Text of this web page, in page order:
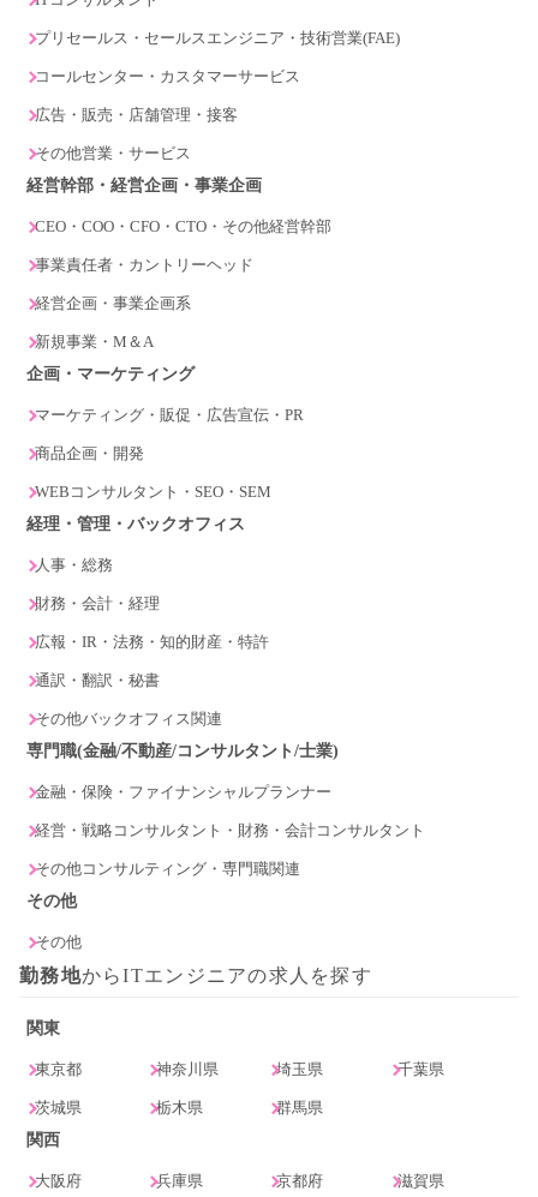
プリセールス・セールスエンジニア・技術営業(FAE)
コールセンター・カスタマーサービス
広告・販売・店舗管理・接客
その他営業・サービス
経営幹部・経営企画・事業企画
CEO・COO・CFO・CTO・その他経営幹部
事業責任者・カントリーヘッド
経営企画・事業企画系
新規事業・M＆A
企画・マーケティング
マーケティング・販促・広告宣伝・PR
商品企画・開発
WEBコンサルタント・SEO・SEM
経理・管理・バックオフィス
人事・総務
財務・会計・経理
広報・IR・法務・知的財産・特許
通訳・翻訳・秘書
その他バックオフィス関連
専門職(金融/不動産/コンサルタント/士業)
金融・保険・ファイナンシャルプランナー
経営・戦略コンサルタント・財務・会計コンサルタント
その他コンサルティング・専門職関連
その他
その他
勤務地からITエンジニアの求人を探す
関東
東京都 神奈川県 埼玉県 千葉県
茨城県 栃木県
群馬県
関西
大阪府 兵庫県 京都府 滋賀県